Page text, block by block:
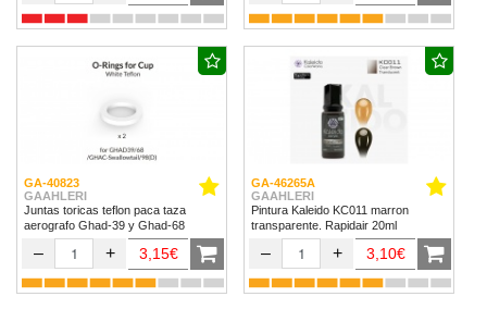
GA-40823
GAAHLERI
Juntas toricas teflon paca taza
aerografo Ghad-39 y Ghad-68
– + 3,15€
GA-46265A
GAAHLERI
Pintura Kaleido KC011 marron
transparente. Rapidair 20ml
– + 3,10€